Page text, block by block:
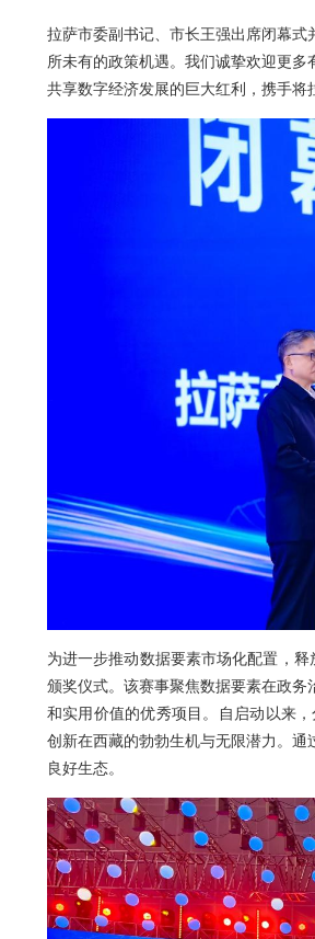
的政府领导、数字经济
同描绘数字经济时代高
拉萨市委副书记、市长
所未有的政策机遇。我
共享数字经济发展的巨
为进一步推动数据要素
颁奖仪式。该赛事聚焦
和实用价值的优秀项目
创新在西藏的勃勃生机